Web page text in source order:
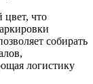
что
собирать
логистику